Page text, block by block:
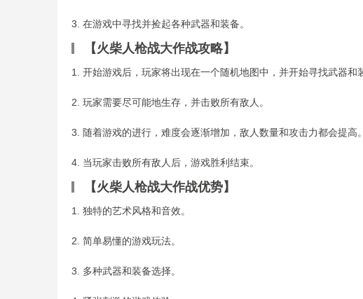
3. 在游戏中寻找并捡起各种武器和装备。
【火柴人枪战大作战攻略】
1. 开始游戏后，玩家将出现在一个随机地图中，并开始寻找武器和
2. 玩家需要尽可能地生存，并击败所有敌人。
3. 随着游戏的进行，难度会逐渐增加，敌人数量和攻击力都会提高。
4. 当玩家击败所有敌人后，游戏胜利结束。
【火柴人枪战大作战优势】
1. 独特的艺术风格和音效。
2. 简单易懂的游戏玩法。
3. 多种武器和装备选择。